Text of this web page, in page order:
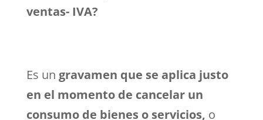
ventas- IVA?
Es un gravamen que se aplica justo
en el momento de cancelar un
consumo de bienes o servicios, o